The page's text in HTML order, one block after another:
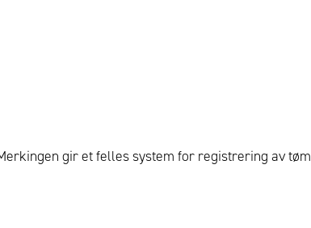
gir et felles system for registrering av